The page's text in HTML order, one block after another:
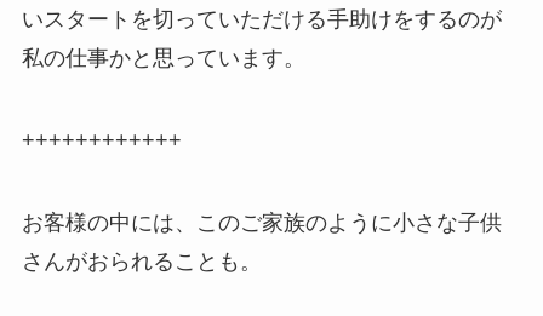
いスタートを切っていただける手助けをするのが
私の仕事かと思っています。
++++++++++++
お客様の中には、このご家族のように小さな子供
さんがおられることも。